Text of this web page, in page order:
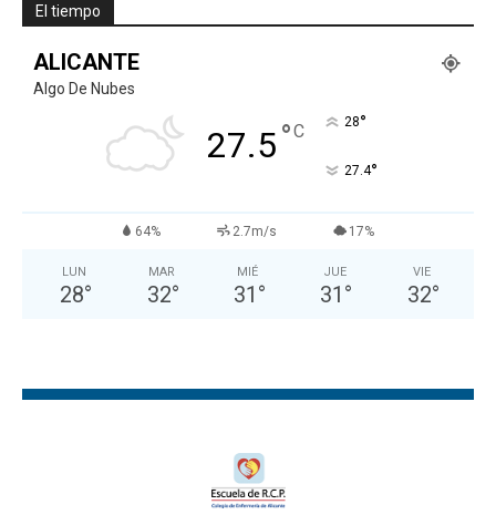
El tiempo
ALICANTE
Algo De Nubes
27.5°C 28°
27.4°
64% 2.7m/s 17%
LUN
28°
MAR
32°
MIÉ
31 °
JUE
31 °
VIE
32°